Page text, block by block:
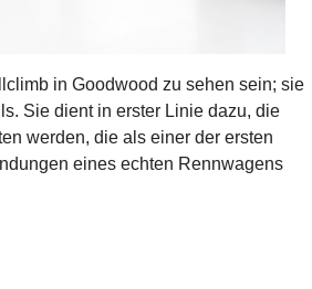
in Goodwood zu sehen sein; sie
Sie dient in erster Linie dazu, die
werden, die als einer der ersten
eines echten Rennwagens